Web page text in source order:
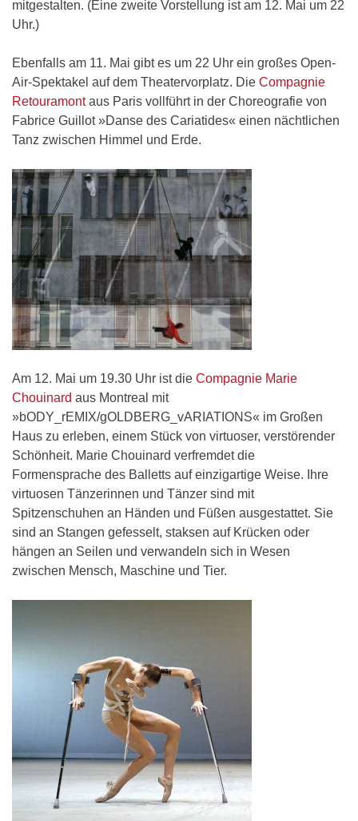
mitgestalten. (Eine zweite Vorstellung ist am 12. Mai um 22
Uhr.)
Ebenfalls am 11. Mai gibt es um 22 Uhr ein großes Open-
Air-Spektakel auf dem Theatervorplatz. Die Compagnie
Retouramontaus Paris vollführt in der Choreografie von
Fabrice Guillot »Danse des Cariatides« einen nächtlichen
Tanz zwischen Himmel und Erde.
Am 12. Mai um 19.30 Uhr ist die Compagnie Marie
Chouinard aus Montreal mit
»bODY_rEMIX/gOLDBERG_vARIATIONS« im Großen
Haus zu erleben, einem Stück von virtuoser, verstörender
Schönheit. Marie Chouinard verfremdet die
Formensprache des Balletts auf einzigartige Weise. Ihre
virtuosen Tänzerinnen und Tänzer sind mit
Spitzenschuhen an Händen und Füßen ausgestattet. Sie
sind an Stangen gefesselt, staksen auf Krücken oder
hängen an Seilen und verwandeln sich in Wesen
zwischen Mensch, Maschine und Tier.